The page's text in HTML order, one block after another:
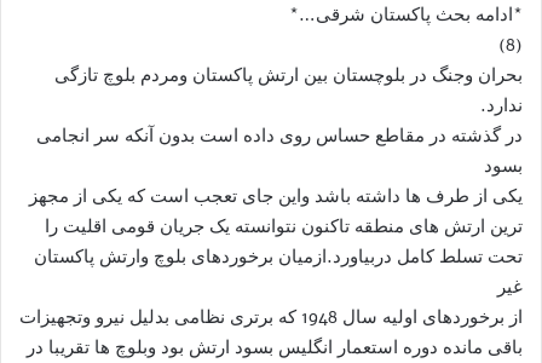
*ادامه بحث پاکستان شرقی…*
(8)
بحران وجنگ در بلوچستان بین ارتش پاکستان ومردم بلوچ تازگی
ندارد.
در گذشته در مقاطع حساس روی داده است بدون آنکه سر انجامی
بسود
یکی از طرف ها داشته باشد واین جای تعجب است که یکی از مجهز
ترین ارتش های منطقه تاکنون نتوانسته یک جریان قومی اقلیت را
تحت تسلط کامل دربیاورد.ازمیان برخوردهای بلوچ وارتش پاکستان
غیر
از برخوردهای اولیه سال 1948 که برتری نظامی بدلیل نیرو وتجهیزات
باقی مانده دوره استعمار انگلیس بسود ارتش بود وبلوچ ها تقریبا در